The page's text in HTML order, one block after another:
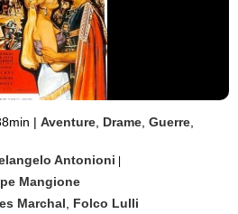
| Aventure Drame Guerre
Antonioni
Mangione
Marchal
Folco Lulli